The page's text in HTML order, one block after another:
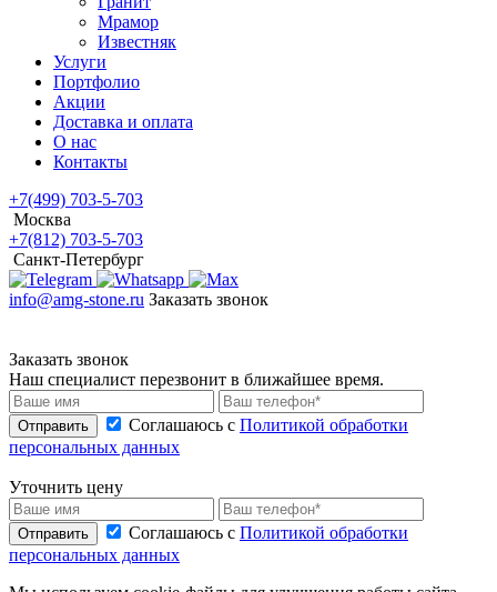
Мрамор
Известняк
Услуги
Портфолио
Акции
Доставка и оплата
О нас
Контакты
+7(499) 703-5-703
Москва
+7(812) 703-5-703
Санкт-Петербург
info@amg-stone.ru Заказать звонок
Заказать звонок
Наш специалист перезвонит в ближайшее время.
Отправить Соглашаюсь с Политикой обработки
персональных данных
Уточнить цену
Отправить Соглашаюсь с Политикой обработки
персональных данных